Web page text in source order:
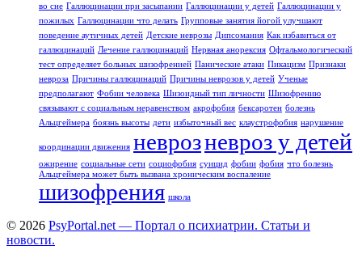
во сне Галлюцинации при засыпании Галлюцинации у детей Галлюцинации у
пожилых Галлюцинации что делать Групповые занятия йогой улучшают
поведение аутичных детей Детские неврозы Дипсомания Как избавиться от
галлюцинаций Лечение галлюцинаций Нервная анорексия Офтальмологический
тест определяет больных шизофренией Панические атаки Пикацизм Признаки
невроза Причины галлюцинаций Причины неврозов у детей Ученые
предполагают Фобии человека Шизоидный тип личности Шизофрению
связывают с социальным неравенством акрофобия бексаротен болезнь
Альцгеймера боязнь высоты дети избыточный вес клаустрофобия нарушение
координации движения неврозневроз у детей
ожирение социальные сети социофобия суицид фобии фобия что болезнь
Альцгеймера может быть вызвана хроническим воспаление
шизофрения школа
© 2026 PsyPortal.net — Портал о психиатрии. Статьи и
новости.